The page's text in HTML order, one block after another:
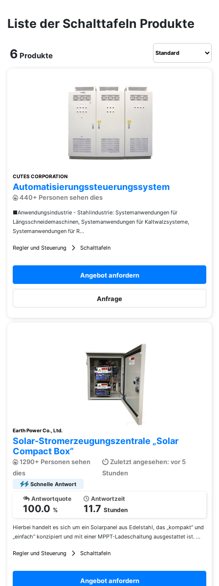
Liste der Schalttafeln Produkte
6 Produkte
CUTES CORPORATION
Automatisierungssteuerungssystem
440+ Personen sehen dies
■Anwendungsindustrie - Stahlindustrie: Systemanwendungen für
Längsschneidemaschinen, Systemanwendungen für Kaltwalzsysteme,
Systemanwendungen für R...
Regler und Steuerung Schalttafeln
Angebot anfordern
Anfrage
Earth Power Co., Ltd.
Solar-Stromerzeugungszentrale „Solar
Compact Box“
1290+ Personen sehen
dies
Zuletzt angesehen: vor 5
Stunden
Schnelle Antwort
Antwortquote
100.0 %
Antwortzeit
11.7 Stunden
Hierbei handelt es sich um ein Solarpanel aus Edelstahl, das „kompakt“ und
„einfach“ konzipiert und mit einer MPPT-Ladeschaltung ausgestattet ist. ...
Regler und Steuerung Schalttafeln
Angebot anfordern